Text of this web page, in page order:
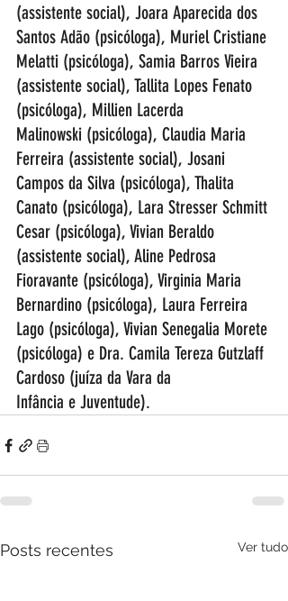
(assistente social), Joara Aparecida dos
Santos Adão (psicóloga), Muriel Cristiane
Melatti (psicóloga), Samia Barros Vieira
(assistente social), Tallita Lopes Fenato
(psicóloga), Millien Lacerda
Malinowski (psicóloga), Claudia Maria
Ferreira (assistente social), Josani
Campos da Silva (psicóloga), Thalita
Canato (psicóloga), Lara Stresser Schmitt
Cesar (psicóloga), Vivian Beraldo
(assistente social), Aline Pedrosa
Fioravante (psicóloga), Virginia Maria
Bernardino (psicóloga), Laura Ferreira
Lago (psicóloga), Vivian Senegalia Morete
(psicóloga) e Dra. Camila Tereza Gutzlaff
Cardoso (juíza da Vara da
Infância e Juventude).
Posts recentes Ver tudo